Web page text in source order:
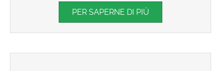
PER SAPERNE DI PIÙ